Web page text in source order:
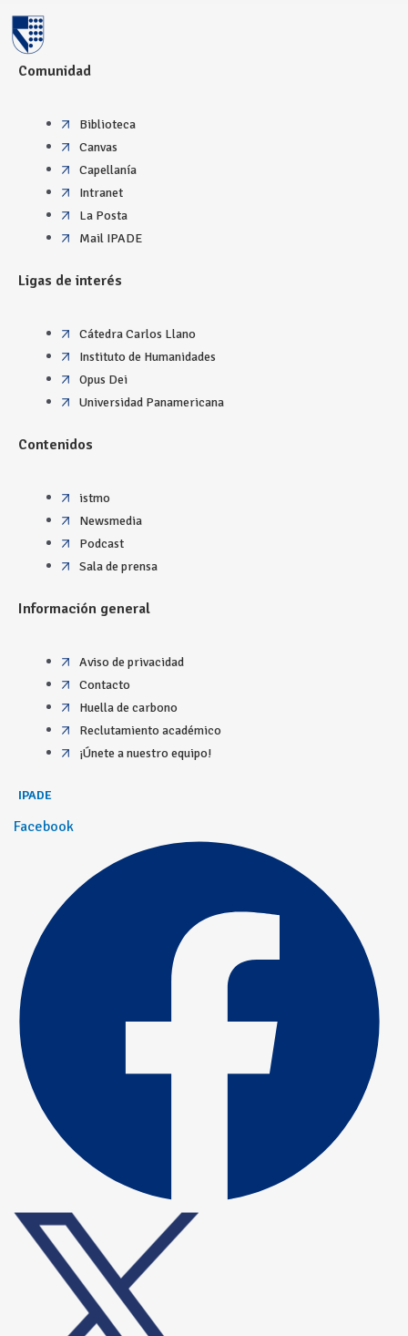
Comunidad
Biblioteca
Canvas
Capellanía
Intranet
La Posta
Mail IPADE
Ligas de interés
Cátedra Carlos Llano
Instituto de Humanidades
Opus Dei
Universidad Panamericana
Contenidos
istmo
Newsmedia
Podcast
Sala de prensa
Información general
Aviso de privacidad
Contacto
Huella de carbono
Reclutamiento académico
¡Únete a nuestro equipo!
IPADE
Facebook